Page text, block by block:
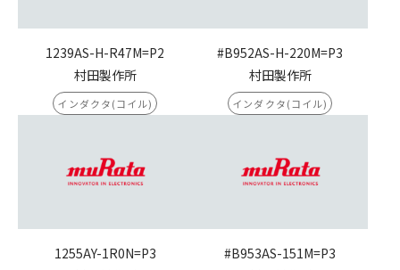
1239AS-H-R47M=P2
村田製作所
インダクタ(コイル)
#B952AS-H-220M=P3
村田製作所
インダクタ(コイル)
1255AY-1R0N=P3
#B953AS-151M=P3